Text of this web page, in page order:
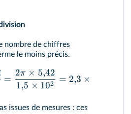
nombre de chiffres
le moins précis.
=
1,5 × 102
2π × 5,42
= 2,3 ×
issues de mesures : ces